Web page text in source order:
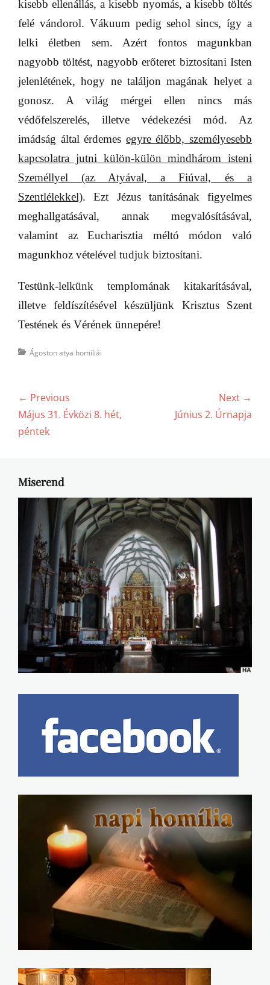
kisebb ellenállás, a kisebb nyomás, a kisebb töltés
felé vándorol. Vákuum pedig sehol sincs, így a
lelki életben sem. Azért fontos magunkban
nagyobb töltést, nagyobb erőteret biztosítani Isten
jelenlétének, hogy ne találjon magának helyet a
gonosz. A világ mérgei ellen nincs más
védőfelszerelés, illetve védekezési mód. Az
imádság által érdemes egyre élőbb, személyesebb
kapcsolatra jutni külön-külön mindhárom isteni
Személlyel (az Atyával, a Fiúval, és a
Szentlélekkel). Ezt Jézus tanításának figyelmes
meghallgatásával, annak megvalósításával,
valamint az Eucharisztia méltó módon való
magunkhoz vételével tudjuk biztosítani.
Testünk-lelkünk templomának kitakarításával,
illetve feldíszítésével készüljünk Krisztus Szent
Testének és Vérének ünnepére!
Categories
Ágoston atya homíliái
Bejegyzés
navigáció
← Previous
Previous
post:
Május 31. Évközi 8. hét,
péntek
Next →
Június 2. Úrnapja
Miserend